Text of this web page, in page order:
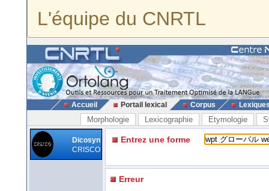
L'équipe du CNRTL
Accueil Portail lexical Corpus
Morphologie Lexicographie Etymologie
Dicosyn
CRISCO
Entrez une forme
Erreur